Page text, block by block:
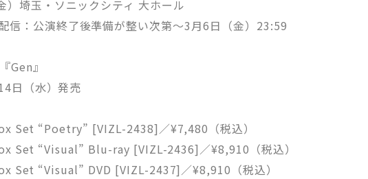
）埼玉・ソニックシティ 大ホール
信：公演終了後準備が整い次第〜3月6日（金）23:59
Gen』
日（水）発売
Set “Poetry” [VIZL-2438]／¥7,480（税込）
Set “Visual” Blu-ray [VIZL-2436]／¥8,910（税込）
Set “Visual” DVD [VIZL-2437]／¥8,910（税込）